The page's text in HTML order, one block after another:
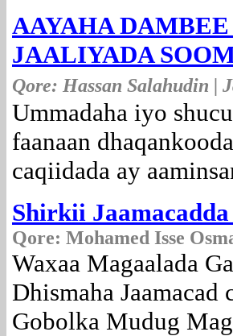
AAYAHA
JAALIYADA
Qore: Hassan Salahudin |
Ummadaha iyo
faanaan
caqiidada ay
Shirkii
Qore: Mohamed Isse
Waxaa Magaalada
Dhismaha
Gobolka Mudug